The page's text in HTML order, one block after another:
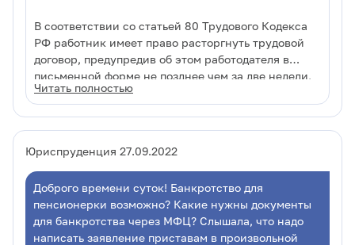
В соответствии со статьей 80 Трудового Кодекса
РФ работник имеет право расторгнуть трудовой
договор, предупредив об этом работодателя в
письменной форме не позднее чем за две недели,
если иной срок не установлен настоящим
Кодексом или иным федеральным законом.
заявления работника об увольнении.
Вам можно рекомендовать следующий порядок
действий:
Направляете заявление по почте заказным
письмом с уведомлением и описью вложения.
Кассовый чек (на нем трек-номер) сохраняете.
Когда вернется уведомление о вручении, на нем
будет проставлена дата вручения.
От следующего дня после даты вручения
отсчитываете 14 дней и идете в отдел кадров за
трудовой книжкой.
Читать полностью
Юриспруденция 27.09.2022
Доброго времени суток! Банкротство для
пенсионерки возможно? Какие нужны документы
для банкротствa через МФЦ? Слышала, что надо
написать заявление приставам в произвольной